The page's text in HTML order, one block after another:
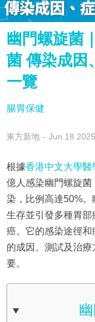
幽門螺旋菌
菌 傳染成因
一覽
腸胃保健
東方新地 Jun 18 2025
根據香港中文大學醫
億人感染幽門螺旋
染，比例高達50%
生存並引發多種胃
癌。它的感染途徑
的成因、測試及治
要。